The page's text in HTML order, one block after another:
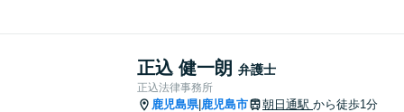
なさまと一緒に成長させてい
ただきたい。それが私たち，
みずほ法律事務所の思いで
正込 健一朗 弁護士
正込法律事務所
鹿児島県| 鹿児島市 朝日通駅 から徒歩1分